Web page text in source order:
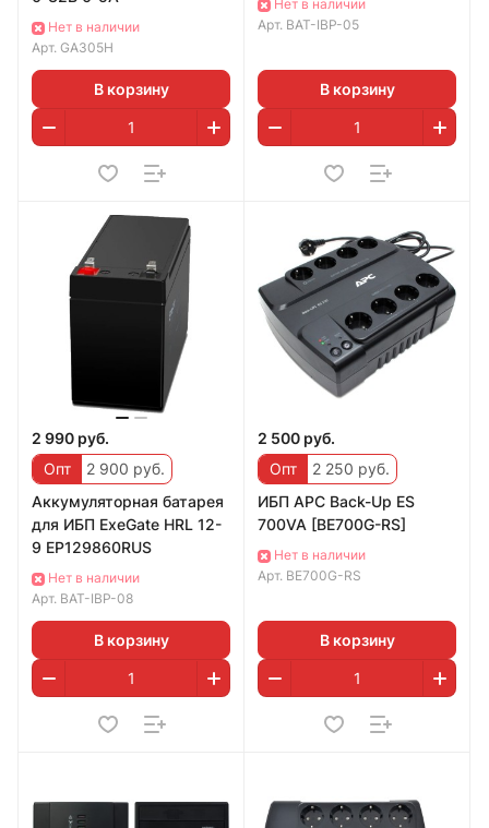
Нет в наличии
Арт. GA305H
В корзину
Нет в наличии
Арт. BAT-IBP-05
В корзину
2 990 руб.
Опт
2 900 руб.
Аккумуляторная батарея
для ИБП ExeGate HRL 12-
9 EP129860RUS
Нет в наличии
Арт. BAT-IBP-08
В корзину
2 500 руб.
Опт
2 250 руб.
ИБП APC Back-Up ES
700VA [BE700G-RS]
Нет в наличии
Арт. BE700G-RS
В корзину